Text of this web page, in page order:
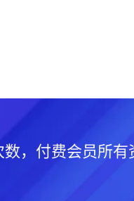
，付费会员所有